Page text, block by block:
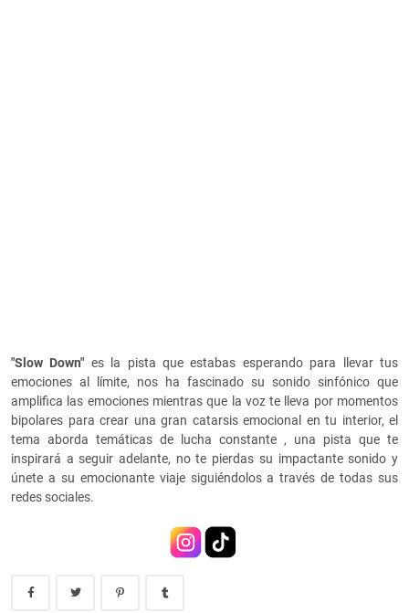
"Slow Down" es la pista que estabas esperando para llevar tus
emociones al límite, nos ha fascinado su sonido sinfónico que
amplifica las emociones mientras que la voz te lleva por momentos
bipolares para crear una gran catarsis emocional en tu interior, el
tema aborda temáticas de lucha constante , una pista que te
inspirará a seguir adelante, no te pierdas su impactante sonido y
únete a su emocionante viaje siguiéndolos a través de todas sus
redes sociales.